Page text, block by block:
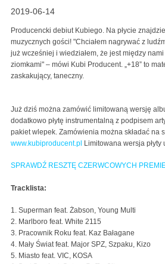
2019-06-14
Producencki debiut Kubiego. Na płycie
muzycznych gości! "Chciałem nagrywać z
już wcześniej i wiedziałem, że jest między
ziomkami" – mówi Kubi Producent. „+18” to
zaskakujący, taneczny.
Już dziś można zamówić limitowaną wersję
dodatkowo płytę instrumentalną z podpisem
pakiet wlepek. Zamówienia można składać na
www.kubiproducent.pl Limitowana wersja
SPRAWDŹ RESZTĘ CZERWCOWYCH
Tracklista:
1. Superman feat. Żabson, Young Multi
2. Marlboro feat. White 2115
3. Pracownik Roku feat. Kaz Bałagane
4. Mały Świat feat. Major SPZ, Szpaku, Kizo
5. Miasto feat. VIC, KOSA